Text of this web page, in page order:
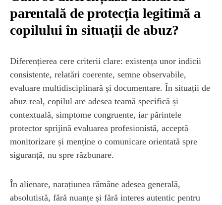
parentală de protecția legitimă a
copilului în situații de abuz?
Diferențierea cere criterii clare: existența unor indicii
consistente, relatări coerente, semne observabile,
evaluare multidisciplinară și documentare. În situații de
abuz real, copilul are adesea teamă specifică și
contextuală, simptome congruente, iar părintele
protector sprijină evaluarea profesionistă, acceptă
monitorizare și menține o comunicare orientată spre
siguranță, nu spre răzbunare.
În alienare, narațiunea rămâne adesea generală,
absolutistă, fără nuanțe și fără interes autentic pentru